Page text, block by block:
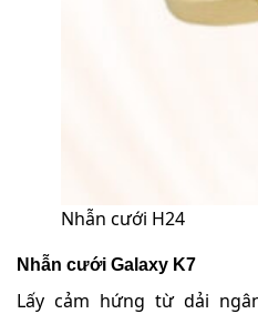
Nhẫn cưới H24
Nhẫn cưới Galaxy K7
Lấy cảm hứng từ dải